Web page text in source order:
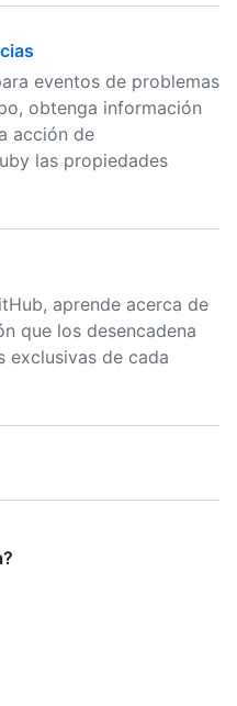
eventos de problemas
obtenga información
acción de
las propiedades
aprende acerca de
que los desencadena
exclusivas de cada